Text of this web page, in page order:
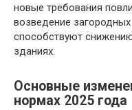
новые требования
возведение
способствуют
зданиях.
Основные
нормах 2025 года